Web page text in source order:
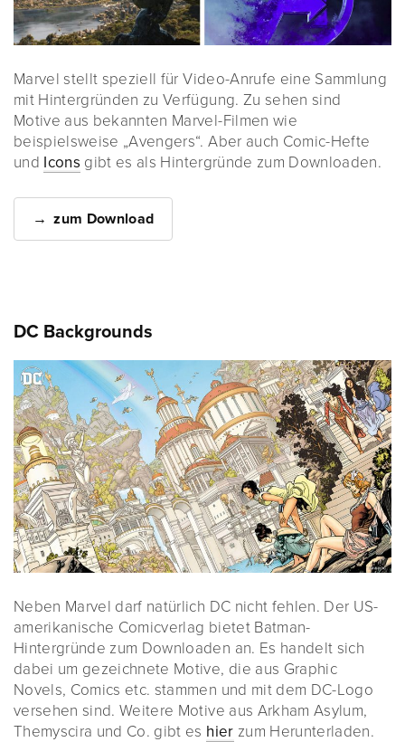
Marvel stellt speziell für Video-Anrufe eine Sammlung
mit Hintergründen zu Verfügung. Zu sehen sind
Motive aus bekannten Marvel-Filmen wie
beispielsweise „Avengers“. Aber auch Comic-Hefte
und Icons gibt es als Hintergründe zum Downloaden.
zum Download
DC Backgrounds
Neben Marvel darf natürlich DC nicht fehlen. Der US-
amerikanische Comicverlag bietet Batman-
Hintergründe zum Downloaden an. Es handelt sich
dabei um gezeichnete Motive, die aus Graphic
Novels, Comics etc. stammen und mit dem DC-Logo
versehen sind. Weitere Motive aus Arkham Asylum,
Themyscira und Co. gibt es hier zum Herunterladen.